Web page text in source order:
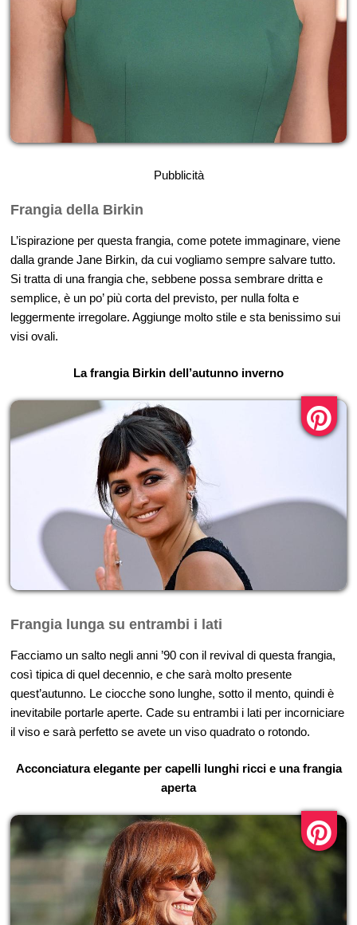
Pubblicità
Frangia della Birkin
L’ispirazione per questa frangia, come potete immaginare, viene
dalla grande Jane Birkin, da cui vogliamo sempre salvare tutto.
Si tratta di una frangia che, sebbene possa sembrare dritta e
semplice, è un po’ più corta del previsto, per nulla folta e
leggermente irregolare. Aggiunge molto stile e sta benissimo sui
visi ovali.
La frangia Birkin dell’autunno inverno
Frangia lunga su entrambi i lati
Facciamo un salto negli anni ’90 con il revival di questa frangia,
così tipica di quel decennio, e che sarà molto presente
quest’autunno. Le ciocche sono lunghe, sotto il mento, quindi è
inevitabile portarle aperte. Cade su entrambi i lati per incorniciare
il viso e sarà perfetto se avete un viso quadrato o rotondo.
Acconciatura elegante per capelli lunghi ricci e una frangia
aperta